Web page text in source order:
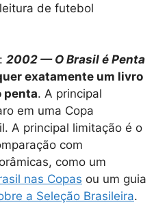
de futebol
2002 — O Brasil é Penta
exatamente um livro
penta. A principal
em uma Copa
A principal limitação é o
com
como um
nas Copas ou um guia
a Seleção Brasileira.